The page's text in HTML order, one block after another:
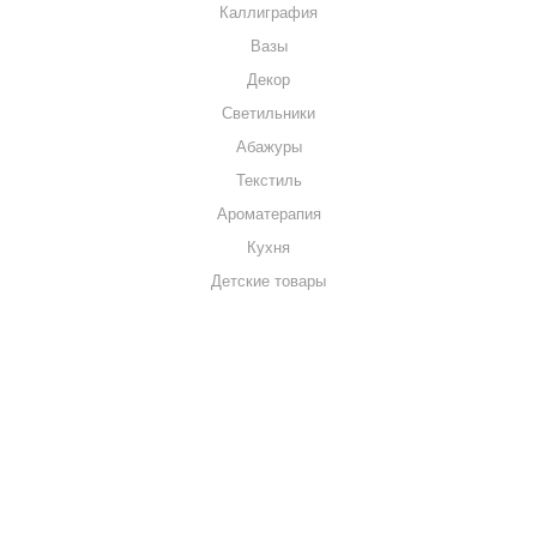
Каллиграфия
Вазы
Декор
Светильники
Абажуры
Текстиль
Ароматерапия
Кухня
Детские товары